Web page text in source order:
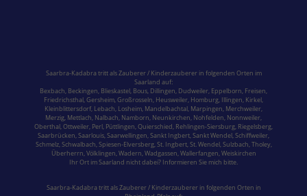
Saarbra-Kadabra tritt als Zauberer / Kinderzauberer in folgenden Orten im
Saarland auf:
Bexbach, Beckingen, Blieskastel, Bous, Dillingen, Dudweiler, Eppelborn, Freisen,
Friedrichsthal,Gersheim,Großrosseln, Heusweiler, Homburg, Illingen, Kirkel,
Kleinblittersdorf, Lebach, Losheim, Mandelbachtal, Marpingen, Merchweiler,
Merzig, Mettlach, Nalbach, Namborn, Neunkirchen, Nohfelden, Nonnweiler,
Oberthal,Ottweiler, Perl, Püttlingen,Quierschied, Rehlingen-Siersburg, Riegelsberg,
Saarbrücken,Saarlouis,Saarwellingen,Sankt Ingbert,Sankt Wendel,Schiffweiler,
Schmelz,Schwalbach,Spiesen-Elversberg,St. Ingbert,St. Wendel,Sulzbach,Tholey,
Überherrn,Völklingen,Wadern,Wadgassen,Wallerfangen,Weiskirchen
Ihr Ort im Saarland nicht dabei? Informieren Sie mich bitte.
Saarbra-Kadabra tritt als Zauberer / Kinderzauberer in folgenden Orten in